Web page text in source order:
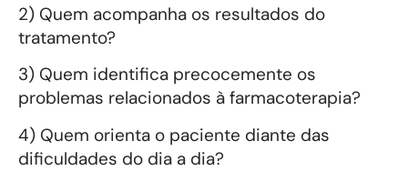
2) Quem acompanha os resultados do
tratamento?
3) Quem identifica precocemente os
problemas relacionados à farmacoterapia?
4) Quem orienta o paciente diante das
dificuldades do dia a dia?